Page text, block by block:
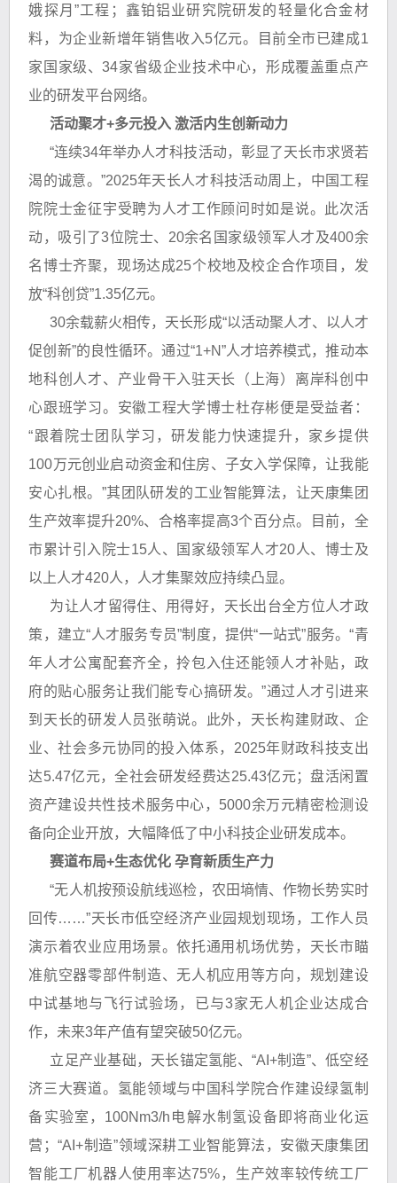
娥探月”工程；鑫铂铝业研究院研发的轻量化合金材
料，为企业新增年销售收入5亿元。目前全市已建成1
家国家级、34家省级企业技术中心，形成覆盖重点产
业的研发平台网络。
活动聚才+多元投入 激活内生创新动力
“连续34年举办人才科技活动，彰显了天长市求贤若
渴的诚意。”2025年天长人才科技活动周上，中国工程
院院士金征宇受聘为人才工作顾问时如是说。此次活
动，吸引了3位院士、20余名国家级领军人才及400余
名博士齐聚，现场达成25个校地及校企合作项目，发
放“科创贷”1.35亿元。
30余载薪火相传，天长形成“以活动聚人才、以人才
促创新”的良性循环。通过“1+N”人才培养模式，推动本
地科创人才、产业骨干入驻天长（上海）离岸科创中
心跟班学习。安徽工程大学博士杜存彬便是受益者：
“跟着院士团队学习，研发能力快速提升，家乡提供
100万元创业启动资金和住房、子女入学保障，让我能
安心扎根。”其团队研发的工业智能算法，让天康集团
生产效率提升20%、合格率提高3个百分点。目前，全
市累计引入院士15人、国家级领军人才20人、博士及
以上人才420人，人才集聚效应持续凸显。
为让人才留得住、用得好，天长出台全方位人才政
策，建立“人才服务专员”制度，提供“一站式”服务。“青
年人才公寓配套齐全，拎包入住还能领人才补贴，政
府的贴心服务让我们能专心搞研发。”通过人才引进来
到天长的研发人员张萌说。此外，天长构建财政、企
业、社会多元协同的投入体系，2025年财政科技支出
达5.47亿元，全社会研发经费达25.43亿元；盘活闲置
资产建设共性技术服务中心，5000余万元精密检测设
备向企业开放，大幅降低了中小科技企业研发成本。
赛道布局+生态优化 孕育新质生产力
“无人机按预设航线巡检，农田墒情、作物长势实时
回传……”天长市低空经济产业园规划现场，工作人员
演示着农业应用场景。依托通用机场优势，天长市瞄
准航空器零部件制造、无人机应用等方向，规划建设
中试基地与飞行试验场，已与3家无人机企业达成合
作，未来3年产值有望突破50亿元。
立足产业基础，天长锚定氢能、“AI+制造”、低空经
济三大赛道。氢能领域与中国科学院合作建设绿氢制
备实验室，100Nm3/h电解水制氢设备即将商业化运
营；“AI+制造”领域深耕工业智能算法，安徽天康集团
智能工厂机器人使用率达75%，生产效率较传统工厂